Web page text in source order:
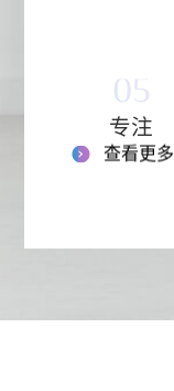
05
专注
查看更多